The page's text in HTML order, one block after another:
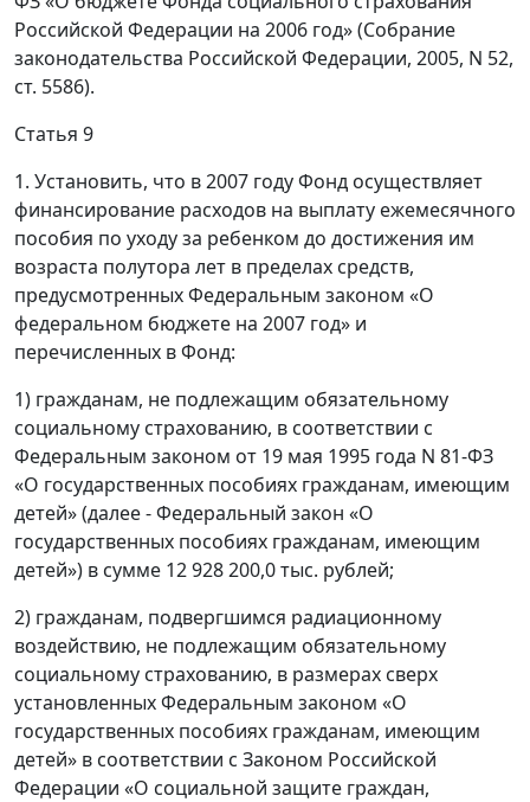
Российской Федерации на 2006 год» (Собрание
законодательства Российской Федерации, 2005, N 52,
ст. 5586).
Статья 9
1. Установить, что в 2007 году Фонд осуществляет
финансирование расходов на выплату ежемесячного
пособия по уходу за ребенком до достижения им
возраста полутора лет в пределах средств,
предусмотренных Федеральным законом «О
федеральном бюджете на 2007 год» и
перечисленных в Фонд:
1) гражданам, не подлежащим обязательному
социальному страхованию, в соответствии с
Федеральным законом от 19 мая 1995 года N 81-ФЗ
«О государственных пособиях гражданам, имеющим
детей» (далее - Федеральный закон «О
государственных пособиях гражданам, имеющим
детей») в сумме 12 928 200,0 тыс. рублей;
2) гражданам, подвергшимся радиационному
воздействию, не подлежащим обязательному
социальному страхованию, в размерах сверх
установленных Федеральным законом «О
государственных пособиях гражданам, имеющим
детей» в соответствии с Законом Российской
Федерации «О социальной защите граждан,